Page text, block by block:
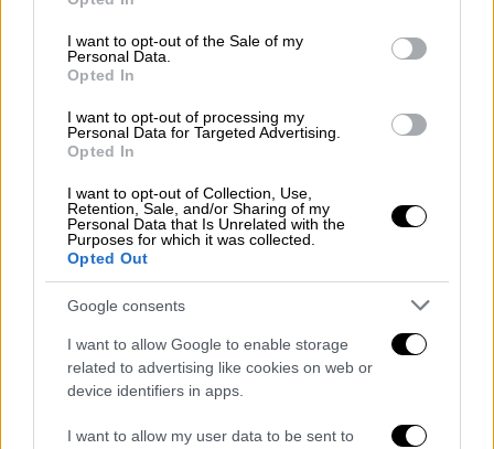
use your data for below specified purposes in below Google
consent section.
I want to opt-out of the Sale of my
Personal Data.
Opted In
I want to opt-out of processing my
Personal Data for Targeted Advertising.
Opted In
I want to opt-out of Collection, Use,
Retention, Sale, and/or Sharing of my
Personal Data that Is Unrelated with the
Purposes for which it was collected.
Opted Out
Google consents
I want to allow Google to enable storage
related to advertising like cookies on web or
device identifiers in apps.
I want to allow my user data to be sent to